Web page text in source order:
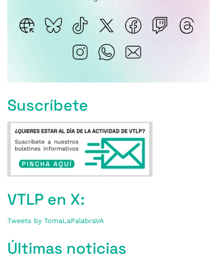
Suscríbete
VTLP en X:
Tweets by TomaLaPalabraVA
Últimas noticias